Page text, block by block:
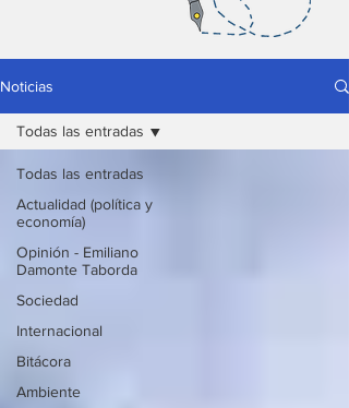
Noticias
Todas las entradas
Actualidad (política y
economía)
Opinión - Emiliano
Damonte Taborda
Sociedad
Internacional
Bitácora
Ambiente
Todas las entradas